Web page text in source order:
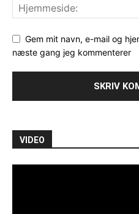
Gem mit navn, e-mail og
næste gang jeg kommenterer
VIDEO